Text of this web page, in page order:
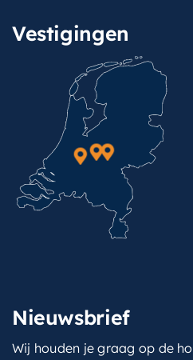
Vestigingen
Nieuwsbrief
Wij houden je graag op de